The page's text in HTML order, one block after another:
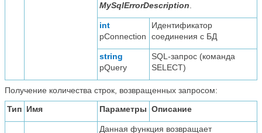
MySqlErrorDescription.
int
pConnection
Идентификатор
соединения с БД
string
pQuery
SQL-запрос (команда
SELECT)
Получение количества строк, возвращенных запросом:
Тип Имя Параметры Описание
Данная функция возвращает